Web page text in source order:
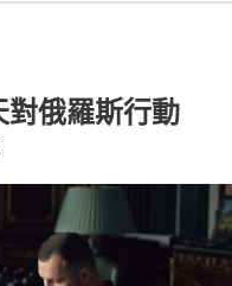
對俄羅斯行動